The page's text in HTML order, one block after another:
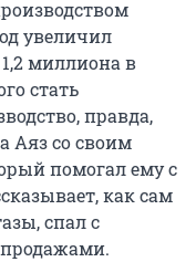
увеличил
миллиона в
стать
правда,
Аяз со своим
помогал ему с
как сам
спал с